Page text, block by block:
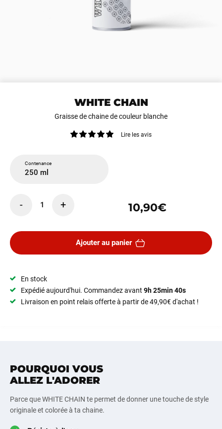
WHITE CHAIN
Graisse de chaine de couleur blanche
Lire les avis
Contenance
250 ml
- 1 + 10,90€
Ajouter au panier
En stock
Expédié aujourd'hui. Commandez avant 9h 25min 40s
Livraison en point relais offerte à partir de 49,90€ d'achat !
POURQUOI VOUS
ALLEZ L'ADORER
Parce que WHITE CHAIN te permet de donner une touche de style
originale et colorée à ta chaine.